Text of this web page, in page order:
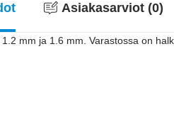
Asiakasarviot (0)
mm ja 1.6 mm. Varastossa on